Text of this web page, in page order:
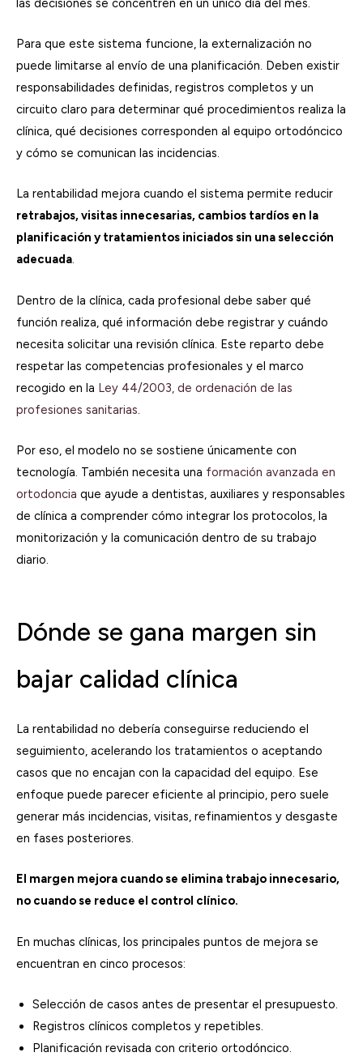
las decisiones se concentren en un único día del mes.
Para que este sistema funcione, la externalización no
puede limitarse al envío de una planificación. Deben existir
responsabilidades definidas, registros completos y un
circuito claro para determinar qué procedimientos realiza la
clínica, qué decisiones corresponden al equipo ortodóncico
y cómo se comunican las incidencias.
La rentabilidad mejora cuando el sistema permite reducir
retrabajos, visitas innecesarias, cambios tardíos en la
planificación y tratamientos iniciados sin una selección
adecuada.
Dentro de la clínica, cada profesional debe saber qué
función realiza, qué información debe registrar y cuándo
necesita solicitar una revisión clínica. Este reparto debe
respetar las competencias profesionales y el marco
recogido en la Ley 44/2003, de ordenación de las
profesiones sanitarias.
Por eso, el modelo no se sostiene únicamente con
tecnología. También necesita una formación avanzada en
ortodoncia que ayude a dentistas, auxiliares y responsables
de clínica a comprender cómo integrar los protocolos, la
monitorización y la comunicación dentro de su trabajo
diario.
Dónde se gana margen sin
bajar calidad clínica
La rentabilidad no debería conseguirse reduciendo el
seguimiento, acelerando los tratamientos o aceptando
casos que no encajan con la capacidad del equipo. Ese
enfoque puede parecer eficiente al principio, pero suele
generar más incidencias, visitas, refinamientos y desgaste
en fases posteriores.
El margen mejora cuando se elimina trabajo innecesario,
no cuando se reduce el control clínico.
En muchas clínicas, los principales puntos de mejora se
encuentran en cinco procesos:
Selección de casos antes de presentar el presupuesto.
Registros clínicos completos y repetibles.
Planificación revisada con criterio ortodóncico.